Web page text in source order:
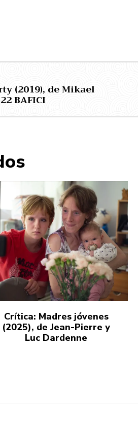
(2019), de Mikael
BAFICI
Crítica: Madres jóvenes
(2025), de Jean-Pierre y
Luc Dardenne